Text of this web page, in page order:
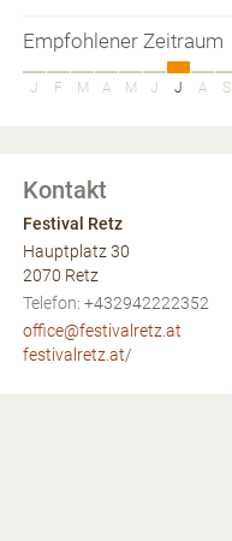
Empfohlener Zeitraum
J F M A M J J A S
Kontakt
Festival Retz
Hauptplatz 30
2070 Retz
AT
Telefon: +432942222352
office@festivalretz.at
festivalretz.at/